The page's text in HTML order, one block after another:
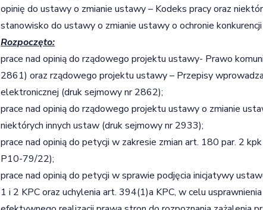
opinię do ustawy o zmianie ustawy – Kodeks pracy oraz
stanowisko do ustawy o zmianie ustawy o ochronie
Rozpoczęto:
prace nad opinią do rządowego projektu ustawy- Prawo
2861) oraz rządowego projektu ustawy – Przepisy
elektronicznej (druk sejmowy nr 2862);
prace nad opinią do rządowego projektu ustawy o zmianie
niektórych innych ustaw (druk sejmowy nr 2933);
prace nad opinią do petycji w zakresie zmian art. 180 par. 2
P10-79/22);
prace nad opinią do petycji w sprawie podjęcia inicjatywy
1 i 2 KPC oraz uchylenia art. 394(1)a KPC, w celu